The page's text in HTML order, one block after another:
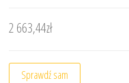
2 663,44zł
Sprawdź sam